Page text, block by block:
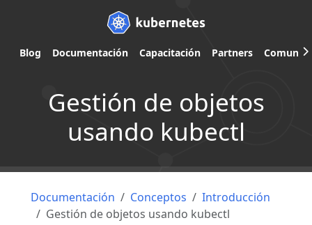
Blog Documentación Capacitación Partners
Gestión de objetos
usando kubectl
Documentación Conceptos
Introducción
Gestión de objetos usando kubectl